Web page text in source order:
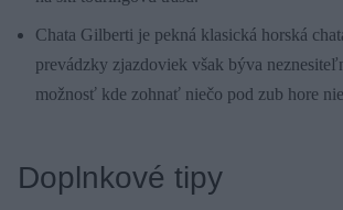
Chata Gilberti je pekná klasická horská
prevádzky zjazdoviek však býva
možnosť kde zohnať niečo pod zub hore
Doplnkové tipy